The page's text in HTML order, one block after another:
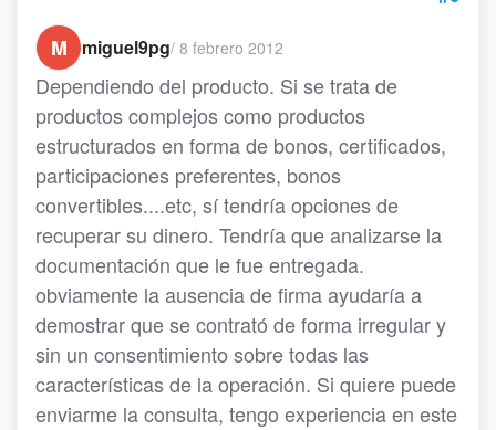
M
miguel9pg/ 8 febrero 2012
Dependiendo del producto. Si se trata de
productos complejos como productos
estructurados en forma de bonos, certificados,
participaciones preferentes, bonos
convertibles....etc, sí tendría opciones de
recuperar su dinero. Tendría que analizarse la
documentación que le fue entregada.
obviamente la ausencia de firma ayudaría a
demostrar que se contrató de forma irregular y
sin un consentimiento sobre todas las
características de la operación. Si quiere puede
enviarme la consulta, tengo experiencia en este